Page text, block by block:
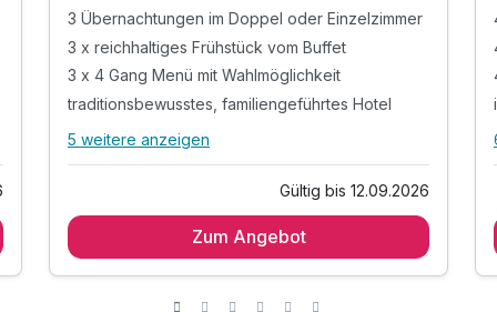
3 Übernachtungen im Doppel oder Einzelzimmer
3 x reichhaltiges Frühstück vom Buffet
3 x 4 Gang Menü mit Wahlmöglichkeit
traditionsbewusstes, familiengeführtes Hotel
Alle Inklusivleistungen
3 x reichhaltiges Frühstück vom Buffet
5 weitere anzeigen
Gültig bis 12.09.2026
Zum Angebot